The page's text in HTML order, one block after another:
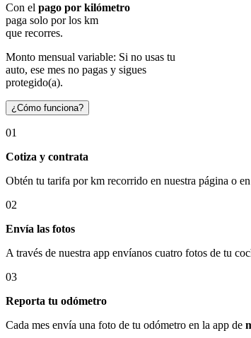
Con el pago por kilómetro
paga solo por los km
que recorres.
Monto mensual variable: Si no usas tu
auto, ese mes no pagas y sigues
protegido(a).
¿Cómo funciona?
01
Cotiza y contrata
Obtén tu tarifa por km recorrido en nuestra página o
02
Envía las fotos
A través de nuestra app envíanos cuatro fotos de tu
03
Reporta tu odómetro
Cada mes envía una foto de tu odómetro en la app de